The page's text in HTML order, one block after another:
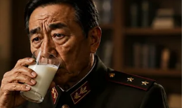
An Erection At Any Age